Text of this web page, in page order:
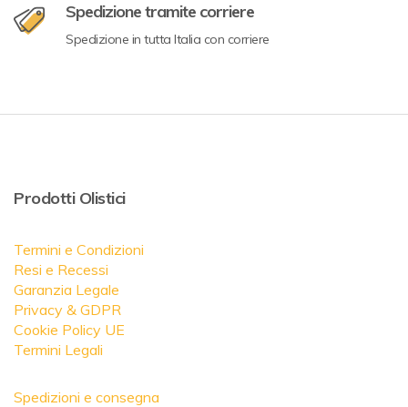
Spedizione tramite corriere
Spedizione in tutta Italia con corriere
Prodotti Olistici
Termini e Condizioni
Resi e Recessi
Garanzia Legale
Privacy & GDPR
Cookie Policy UE
Termini Legali
Spedizioni e consegna